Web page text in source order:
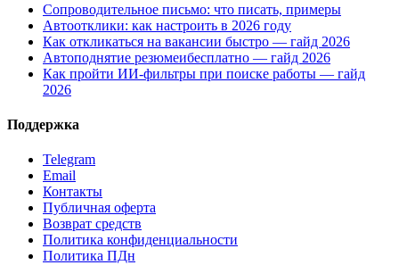
Сопроводительное письмо: что писать, примеры
Автоотклики: как настроить в 2026 году
Как откликаться на вакансии быстро — гайд 2026
Автоподнятие резюмеибесплатно — гайд 2026
Как пройти ИИ-фильтры при поиске работы — гайд
2026
Поддержка
Telegram
Email
Контакты
Публичная оферта
Возврат средств
Политика конфиденциальности
Политика ПДн